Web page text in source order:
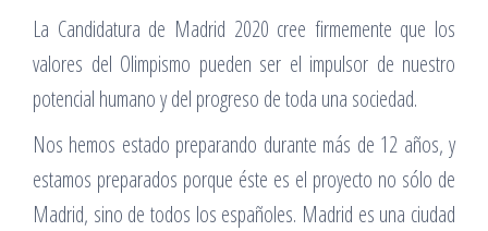
La Candidatura de Madrid 2020 cree firmemente que los
valores del Olimpismo pueden ser el impulsor de nuestro
potencial humano y del progreso de toda una sociedad.
Nos hemos estado preparando durante más de 12 años, y
estamos preparados porque éste es el proyecto no sólo de
Madrid, sino de todos los españoles. Madrid es una ciudad